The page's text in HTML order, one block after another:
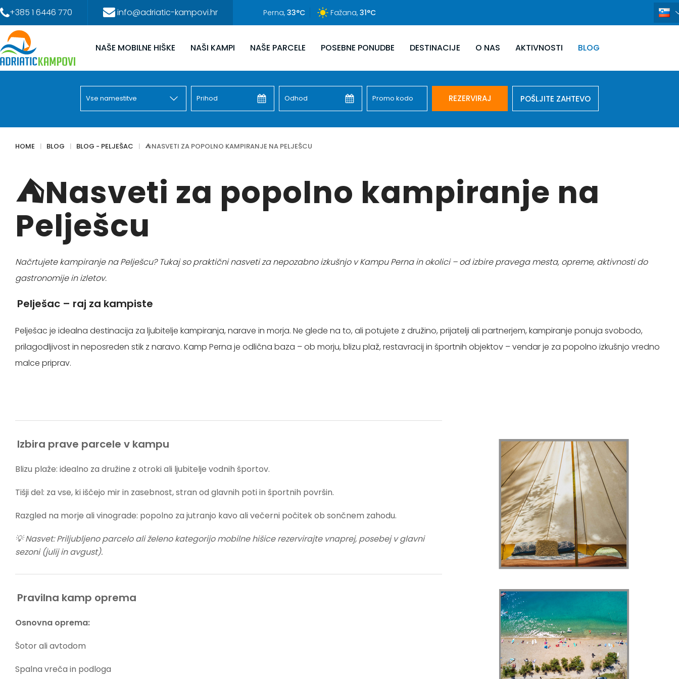
+385 1 6446 770 info@adriatic-kampovi.hr Perna, 33°C Fažana, 31°C
NAŠE MOBILNE HIŠKE NAŠI KAMPI NAŠE PARCELE POSEBNE PONUDBE DESTINACIJE O NAS AKTIVNOSTI BLOG
REZERVIRAJ POŠLJITE ZAHTEVO
HOME BLOG BLOG - PELJEŠAC ⛺NASVETI ZA POPOLNO KAMPIRANJE NA PELJEŠCU
⛺Nasveti za popolno kampiranje na
Pelješcu
Načrtujete kampiranje na Pelješcu? Tukaj so praktični nasveti za nepozabno izkušnjo v Kampu Perna in okolici – od izbire pravega mesta, opreme, aktivnosti do
gastronomije in izletov.
Pelješac – raj za kampiste
Pelješac je idealna destinacija za ljubitelje kampiranja, narave in morja. Ne glede na to, ali potujete z družino, prijatelji ali partnerjem, kampiranje ponuja svobodo,
prilagodljivost in neposreden stik z naravo. Kamp Perna je odlična baza – ob morju, blizu plaž, restavracij in športnih objektov – vendar je za popolno izkušnjo vredno
malce priprav.
Izbira prave parcele v kampu
Blizu plaže: idealno za družine z otroki ali ljubitelje vodnih športov.
Tišji del: za vse, ki iščejo mir in zasebnost, stran od glavnih poti in športnih površin.
Razgled na morje ali vinograde: popolno za jutranjo kavo ali večerni počitek ob sončnem zahodu.
💡 Nasvet: Priljubljeno parcelo ali želeno kategorijo mobilne hišice rezervirajte vnaprej, posebej v glavni
sezoni (julij in avgust).
Pravilna kamp oprema
Osnovna oprema:
Šotor ali avtodom
Spalna vreča in podloga